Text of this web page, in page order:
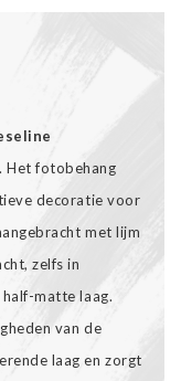
Het fotobehang
decoratie voor
met lijm
zelfs in
matte laag.
van de
laag en zorgt